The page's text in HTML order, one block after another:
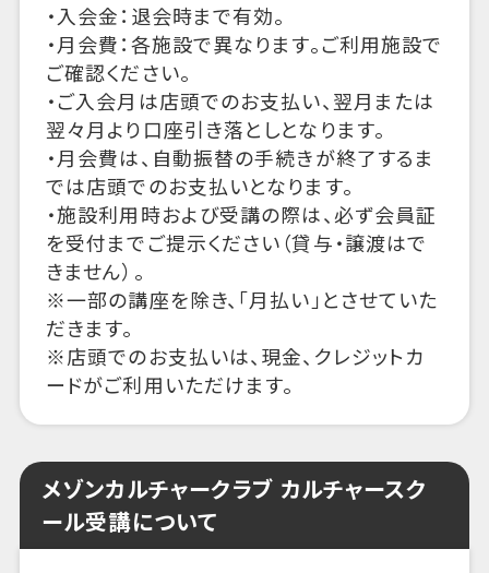
・入会金：退会時まで有効。
・月会費：各施設で異なります。ご利用施設で
ご確認ください。
・ご入会月は店頭でのお支払い、翌月または
翌々月より口座引き落としとなります。
・月会費は、自動振替の手続きが終了するま
では店頭でのお支払いとなります。
・施設利用時および受講の際は、必ず会員証
を受付までご提示ください（貸与・譲渡はで
きません）。
※一部の講座を除き、「月払い」とさせていた
だきます。
※店頭でのお支払いは、現金、クレジットカ
ードがご利用いただけます。
メゾンカルチャークラブ カルチャースク
ール受講について